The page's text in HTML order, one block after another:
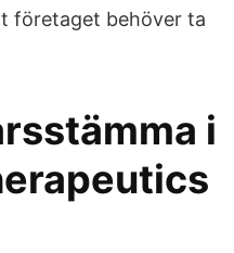
företaget behöver ta
i